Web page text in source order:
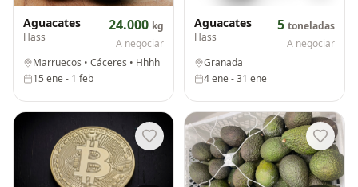
Aguacates
Hass
24.000 kg
A negociar
Marruecos • Cáceres • Hhhh
15 ene- 1 feb
Aguacates
Hass
5 toneladas
A negociar
Granada
4 ene-31 ene